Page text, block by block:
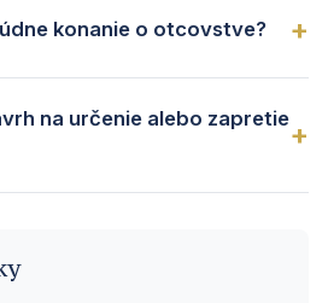
konanie o otcovstve?
na určenie alebo zapretie